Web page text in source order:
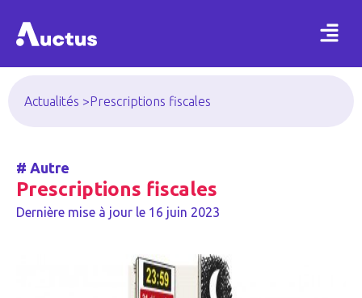
Actualités >Prescriptions fiscales
# Autre
Prescriptions fiscales
Dernière mise à jour le 16 juin 2023